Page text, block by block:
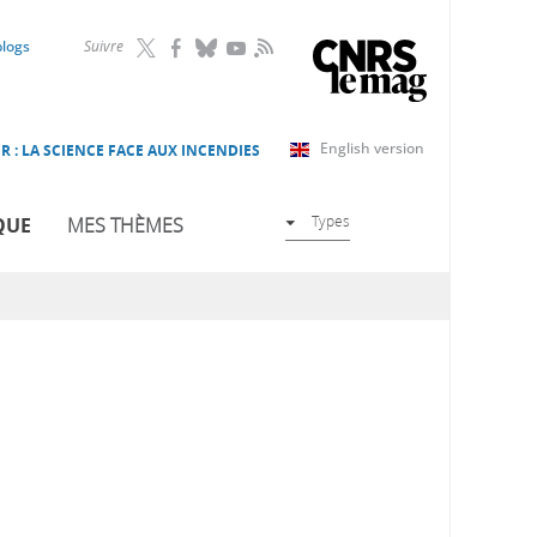
Suivre RSS
English version
: LA SCIENCE FACE AUX INCENDIES
MES THÈMES Types